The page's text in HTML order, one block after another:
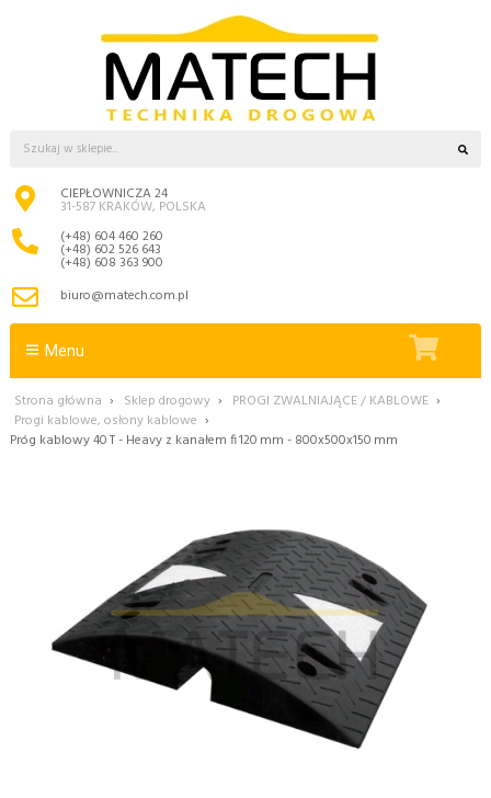
CIEPŁOWNICZA 24
31-587 KRAKÓW, POLSKA
(+48) 604 460 260
(+48) 602 526 643
(+48) 608 363 900
biuro@matech.com.pl
Menu
Strona główna › Sklep drogowy › PROGI ZWALNIAJĄCE / KABLOWE ›
Progi kablowe, osłony kablowe ›
Próg kablowy 40 T - Heavy z kanałem fi 120 mm - 800x500x150 mm